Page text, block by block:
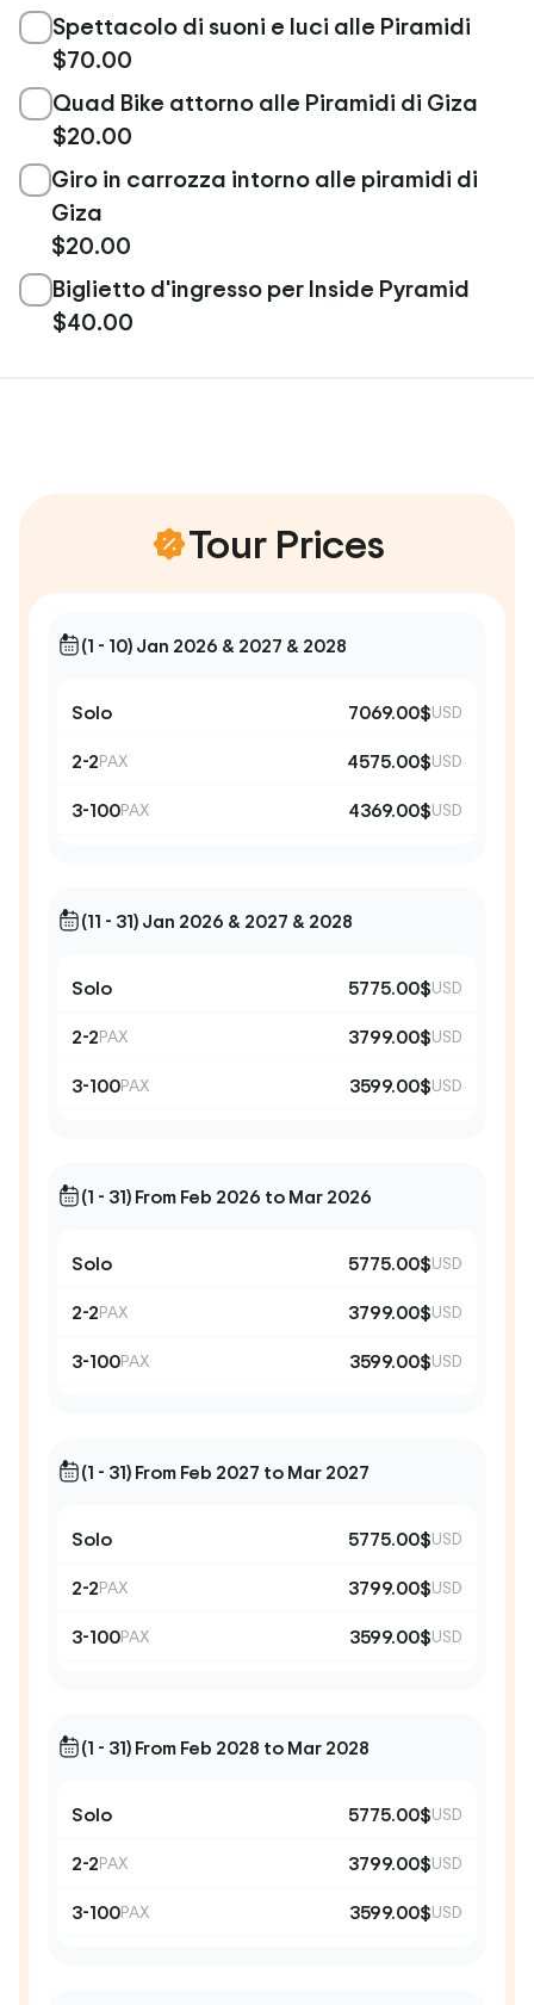
Spettacolo di suoni e luci alle Piramidi
$70.00
Quad Bike attorno alle Piramidi di Giza
$20.00
Giro in carrozza intorno alle piramidi di
Giza
$20.00
Biglietto d'ingresso per Inside Pyramid
$40.00
Tour Prices
(1 - 10) Jan 2026 & 2027 & 2028
Solo 7069.00$USD
2-2PAX 4575.00$USD
3-100PAX 4369.00$USD
(11 - 31) Jan 2026 & 2027 & 2028
Solo 5775.00$USD
2-2PAX 3799.00$USD
3-100PAX 3599.00$USD
(1 - 31) From Feb 2026 to Mar 2026
Solo 5775.00$USD
2-2PAX 3799.00$USD
3-100PAX 3599.00$USD
(1 - 31) From Feb 2027 to Mar 2027
Solo 5775.00$USD
2-2PAX 3799.00$USD
3-100PAX 3599.00$USD
(1 - 31) From Feb 2028 to Mar 2028
Solo 5775.00$USD
2-2PAX 3799.00$USD
3-100PAX 3599.00$USD